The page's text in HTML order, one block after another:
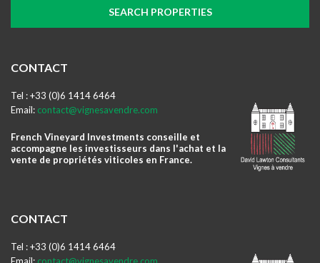
CONTACT
Tel : +33 (0)6 1414 6464
Email: contact@vignesavendre.com
French Vineyard Investments conseille et
accompagne les investisseurs dans l'achat et la
vente de propriétés viticoles en France.
CONTACT
Tel : +33 (0)6 1414 6464
Email: contact@vignesavendre.com